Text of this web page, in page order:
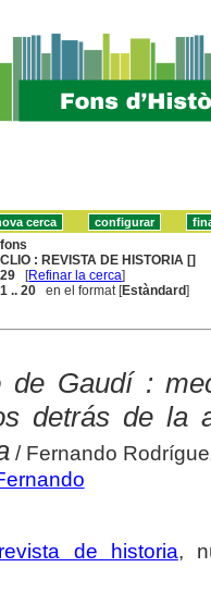
fons
CLIO : REVISTA DE HISTORIA []
29 [Refinar la cerca]
1 .. 20 en el format [Estàndard]
de Gaudí :
detrás de la
/ Fernando
de historia,